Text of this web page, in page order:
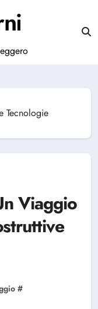
Tecnologie
Viaggio
#